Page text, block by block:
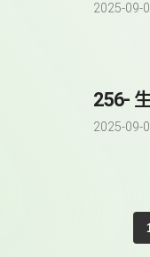
2025-09-
256-
2025-09-